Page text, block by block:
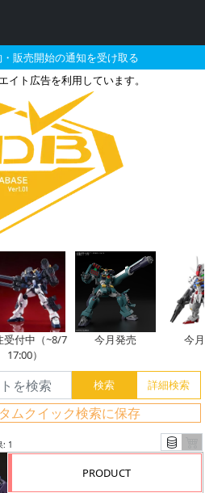
販売開始の通知を受け取る
イト広告を利用しています。
ムAGE-1 フル
受付中（~8/7
17:00）
今月発売 今
ムクイック検索に保存
: 1
PRODUCT